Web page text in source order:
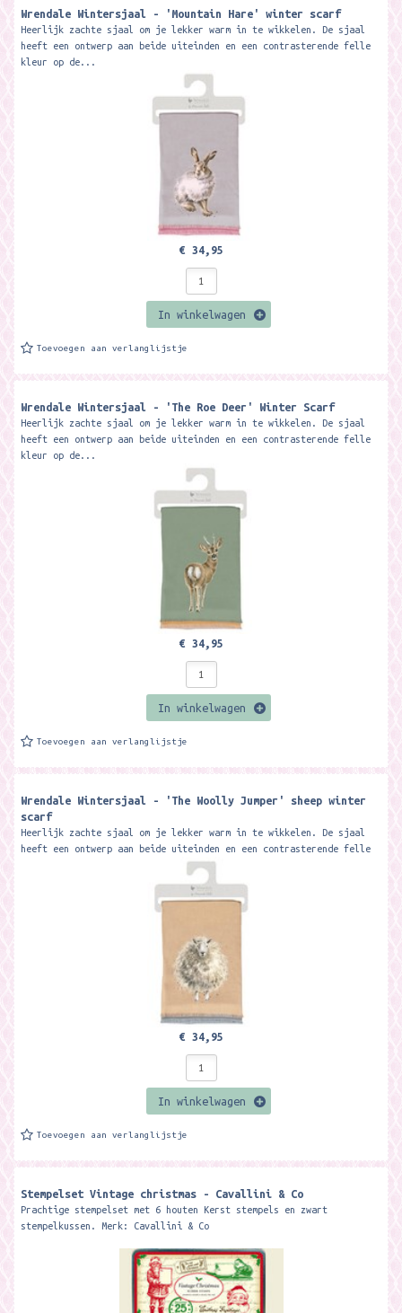
Wrendale Wintersjaal - 'Mountain Hare' winter scarf
Heerlijk zachte sjaal om je lekker warm in te wikkelen. De sjaal
heeft een ontwerp aan beide uiteinden en een contrasterende felle
kleur op de...
€ 34,95
In winkelwagen
Toevoegen aan verlanglijstje
Wrendale Wintersjaal - 'The Roe Deer' Winter Scarf
Heerlijk zachte sjaal om je lekker warm in te wikkelen. De sjaal
heeft een ontwerp aan beide uiteinden en een contrasterende felle
kleur op de...
€ 34,95
In winkelwagen
Toevoegen aan verlanglijstje
Wrendale Wintersjaal - 'The Woolly Jumper' sheep winter
scarf
Heerlijk zachte sjaal om je lekker warm in te wikkelen. De sjaal
heeft een ontwerp aan beide uiteinden en een contrasterende felle
€ 34,95
In winkelwagen
Toevoegen aan verlanglijstje
Stempelset Vintage christmas - Cavallini & Co
Prachtige stempelset met 6 houten Kerst stempels en zwart
stempelkussen. Merk: Cavallini & Co